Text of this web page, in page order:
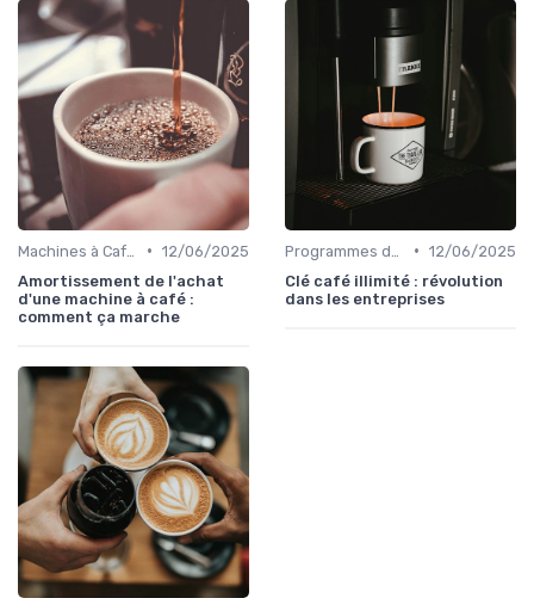
• 12/06/2025
Amortissement de l'achat
d'une machine à café :
comment ça marche
• 12/06/2025
Clé café illimité : révolution
dans les entreprises